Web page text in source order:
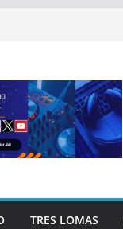
TRES LOMAS